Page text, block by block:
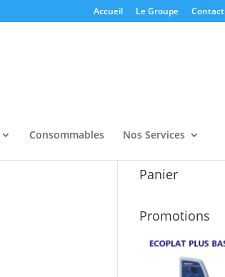
Accueil Le Groupe Contact
Consommables Nos Services
Panier
Promotions